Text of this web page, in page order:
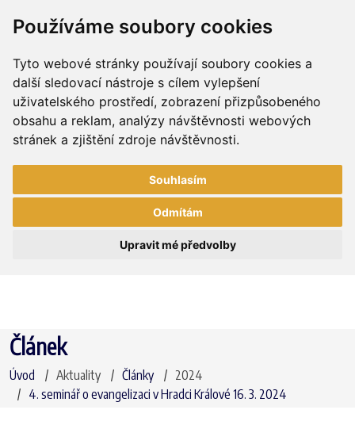
Používáme soubory cookies
Tyto webové stránky používají soubory cookies a
další sledovací nástroje s cílem vylepšení
uživatelského prostředí, zobrazení přizpůsobeného
obsahu a reklam, analýzy návštěvnosti webových
stránek a zjištění zdroje návštěvnosti.
Souhlasím
Odmítám
Upravit mé předvolby
Článek
Úvod Aktuality Články
2024
4. seminář o evangelizaci v Hradci Králové 16. 3. 2024